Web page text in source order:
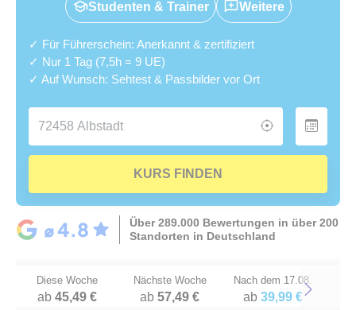
Studenten & Trainer Weitere
✓ Für Führerschein: Anerkannt & zertifiziert
✓ Nur 1 Tag (7,5h = 9 UE)
✓ Auf Wunsch: Sehtest & Passbilder vor Ort
KURS FINDEN
Über 289.000 Bewertungen in über 200
Standorten in Deutschland
Diese Woche
ab45,49 €
Nächste Woche
ab57,49 €
Nach dem 17.08.
ab 39,99 €Next